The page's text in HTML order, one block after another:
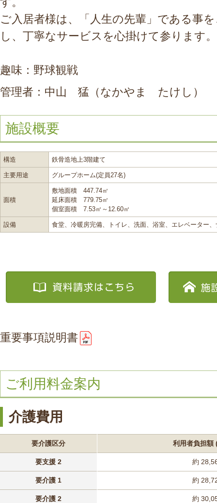
ご入居者様は、「人生の先輩」である事
し、丁寧なサービスを心掛けて参ります。
趣味：野球観戦
管理者：中山 猛（なかやま たけし）
施設概要
構造 鉄骨造地上3階建て
主要用途 グループホーム(定員27名)
面積
敷地面積 447.74㎡
延床面積 779.75㎡
個室面積 7.53㎡～12.60㎡
設備 食堂、冷暖房完備、トイレ、洗面、浴室、エレベーター
重要事項説明書
ご利用料金案内
介護費用
要介護区分 利用者負担額
要支援 2 約
要介護 1 約
要介護 2 約